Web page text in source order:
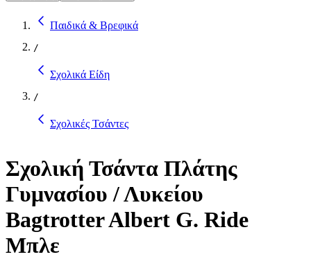
Παιδικά & Βρεφικά
/
Σχολικά Είδη
/
Σχολικές Τσάντες
Σχολική Τσάντα Πλάτης
Γυμνασίου / Λυκείου
Bagtrotter Albert G. Ride
Μπλε